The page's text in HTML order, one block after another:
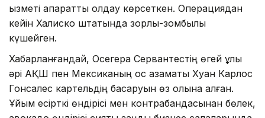
қызметі ақпараттық қолдау көрсеткен. Операциядан
кейін Халиско штатында зорлық-зомбылық
күшейген.
Хабарланғандай, Осегера Сервантестің өгей ұлы
әрі АҚШ пен Мексиканың қос азаматы Хуан Карлос
Гонсалес картельдің басқаруын өз қолына алған.
Ұйым есірткі өндірісі мен контрабандасынан бөлек,